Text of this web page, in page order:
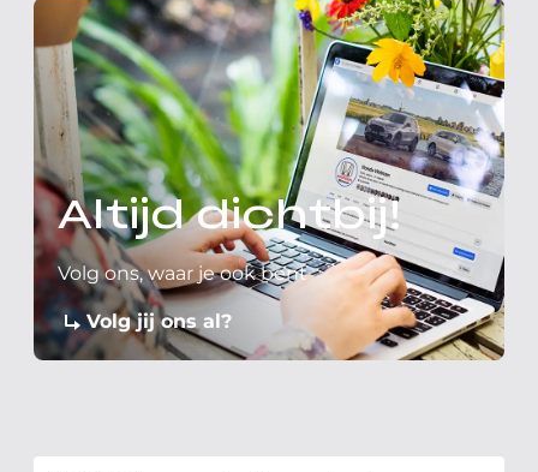
Altijd dichtbij!
Volg ons, waar je ook bent
Volg jij ons al?